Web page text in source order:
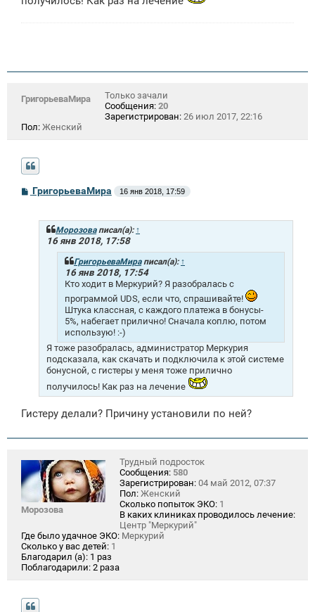
ГригорьеваМира
Только зачали
Сообщения: 20
Зарегистрирован: 26 июл 2017, 22:16
Пол: Женский
СГригорьеваМира 16 янв 2018, 17:59
Морозоваписал(а): ↑
16 янв 2018, 17:58
ГригорьеваМираписал(а): ↑
16 янв 2018, 17:54
Кто ходит в Меркурий? Я разобралась с
программой UDS, если что, спрашивайте!
Штука классная, с каждого платежа в бонусы-
5%, набегает прилично! Сначала коплю, потом
использую! :-)
Я тоже разобралась, администратор Меркурия
подсказала, как скачать и подключила к этой системе
бонусной, с гистеры у меня тоже прилично
получилось! Как раз на лечение
Гистеру делали? Причину установили по ней?
Морозова
Трудный подросток
Сообщения: 580
Зарегистрирован: 04 май 2012, 07:37
Пол: Женский
Сколько попыток ЭКО: 1
В каких клиниках проводилось лечение:
Центр "Меркурий"
Где было удачное ЭКО: Меркурий
Сколько у вас детей: 1
Благодарил (а): 1 раз
Поблагодарили: 2 раза